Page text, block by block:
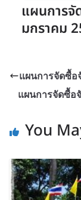
แผนการจั
มกราคม
แผนการจัดซื้อ
แผนการจัดซื้อ
You